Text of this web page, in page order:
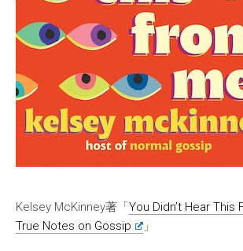
Kelsey McKinney著「You Didn’t Hear This
True Notes on Gossip
」